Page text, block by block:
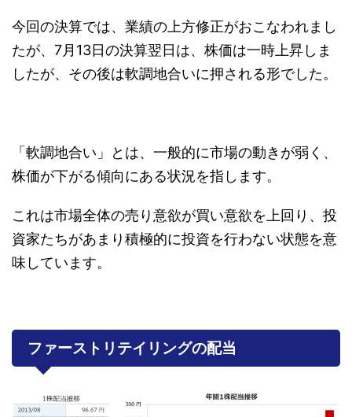
今回の決算では、業績の上方修正がおこなわれまし
たが、7月13日の決算翌日は、株価は一時上昇しま
したが、その後は軟調地合いに押される形でした。
「軟調地合い」とは、一般的に市場の動きが弱く、
株価が下がる傾向にある状況を指します。
これは市場全体の売り意欲が買い意欲を上回り、投
資家たちがあまり積極的に投資を行わない状態を意
味しています。
ファーストリテイリングの配当